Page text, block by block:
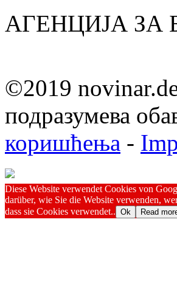
АГЕНЦИЈА ЗА
©2019
подразумева
коришћења -
Diese Website verwendet Cookies von
darüber, wie Sie die Website verwenden,
dass sie Cookies verwendet.. Ok Read